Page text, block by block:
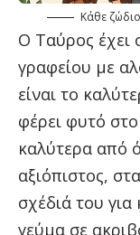
Κάθε
Ο Ταύρος έχει
γραφείου με
είναι το
φέρει φυτό
καλύτερα από
αξιόπιστος,
σχέδιά του
γεύμα σε